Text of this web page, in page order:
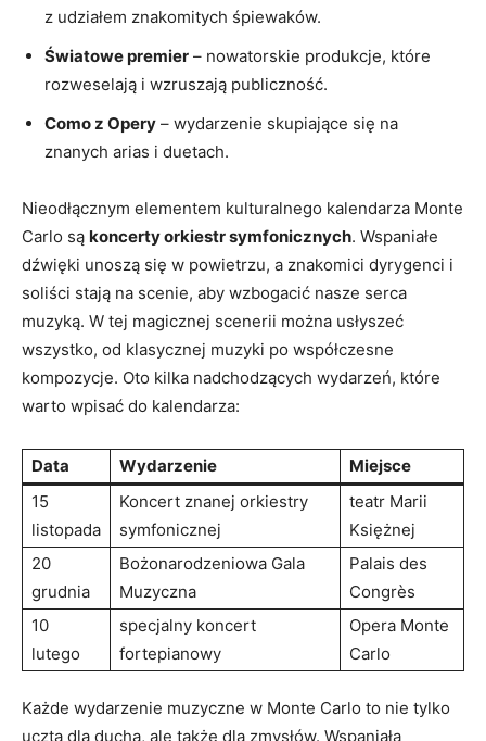
z udziałem znakomitych⁤ śpiewaków.
Światowe‌ premier – nowatorskie ‍produkcje, które
rozweselają i wzruszają publiczność.
Como z Opery – wydarzenie ⁢skupiające⁣ się na ​
znanych arias i duetach.
Nieodłącznym elementem kulturalnego kalendarza Monte⁤
Carlo są koncerty⁤ orkiestr symfonicznych. Wspaniałe
dźwięki unoszą się w powietrzu, a⁢ znakomici dyrygenci i
soliści stają ‍na scenie, aby wzbogacić nasze serca
muzyką. W tej magicznej scenerii można usłyszeć
wszystko, od⁢ klasycznej​ muzyki​ po współczesne
kompozycje. Oto kilka⁤ nadchodzących‌ wydarzeń,⁣ które
warto wpisać do kalendarza:
Data Wydarzenie
Miejsce
15
listopada
Koncert znanej​ orkiestry⁢
symfonicznej
teatr Marii
Księżnej
20
⁤grudnia
Bożonarodzeniowa​ Gala
Muzyczna
Palais ‍des⁣
Congrès
10
lutego
specjalny koncert
fortepianowy
Opera ⁢Monte
Carlo
Każde wydarzenie⁣ muzyczne w Monte Carlo⁢ to nie tylko
uczta dla ducha, ‍ale także dla zmysłów. Wspaniała